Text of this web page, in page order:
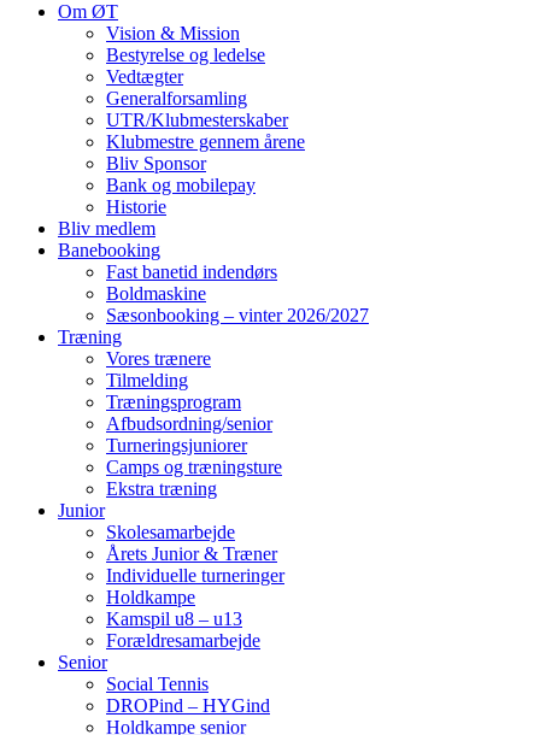
Om ØT
Vision & Mission
Bestyrelse og ledelse
Vedtægter
Generalforsamling
UTR/Klubmesterskaber
Klubmestre gennem årene
Bliv Sponsor
Bank og mobilepay
Historie
Bliv medlem
Banebooking
Fast banetid indendørs
Boldmaskine
Sæsonbooking – vinter 2026/2027
Træning
Vores trænere
Tilmelding
Træningsprogram
Afbudsordning/senior
Turneringsjuniorer
Camps og træningsture
Ekstra træning
Junior
Skolesamarbejde
Årets Junior & Træner
Individuelle turneringer
Holdkampe
Kamspil u8 – u13
Forældresamarbejde
Senior
Social Tennis
DROPind – HYGind
Holdkampe senior